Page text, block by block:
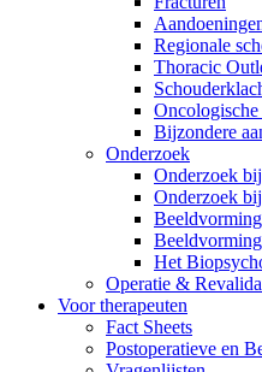
Regionale
Thoracic
Bijzondere
Onderzoek
Onderzoek
Onderzoek
Het
Operatie &
Voor therapeuten
Fact Sheets
Postoperatieve en